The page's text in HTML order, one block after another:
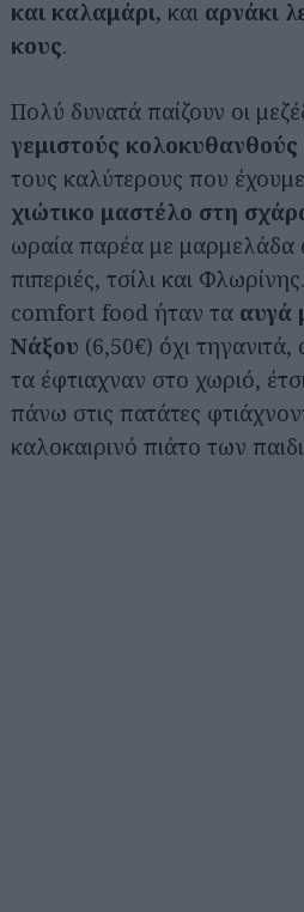
και καλαμάρι, και αρνάκι
κους.
Πολύ δυνατά παίζουν οι
γεμιστούς κολοκυθανθούς
τους καλύτερους που
χιώτικο μαστέλο στη
ωραία παρέα με μαρμελάδα
πιπεριές, τσίλι και
comfort food ήταν τα αυγά
Νάξου (6,50€) όχι
τα έφτιαχναν στο χωριό,
πάνω στις πατάτες
καλοκαιρινό πιάτο των